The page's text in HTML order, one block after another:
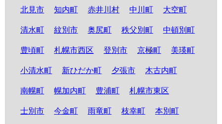
北見市 知内町 赤井川村 中川町 大空町
清水町 紋別市 奥尻町 秩父別町 中頓別町
豊頃町 札幌市西区 登別市 京極町 美瑛町
小清水町 新ひだか町 夕張市 木古内町
南幌町 幌加内町 豊浦町 札幌市東区
士別市 今金町 雨竜町 枝幸町 本別町